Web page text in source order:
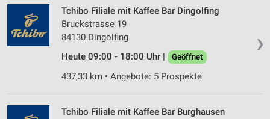
❯
Tchibo Filiale mit Kaffee Bar Dingolfing
Bruckstrasse 19
84130 Dingolfing
Heute 09:00 - 18:00 Uhr |
Geöffnet
437,33 km • Angebote: 5 Prospekte
Tchibo Filiale mit Kaffee Bar Burghausen
personalisierter Werbung
Erstellung von Profilen zur Personalisierung
von Inhalten
personalisierter Inhalte